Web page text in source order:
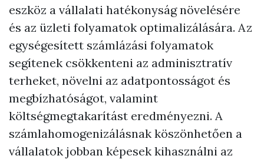
eszköz a vállalati hatékonyság növelésére
és az üzleti folyamatok optimalizálására. Az
egységesített számlázási folyamatok
segítenek csökkenteni az adminisztratív
terheket, növelni az adatpontosságot és
megbízhatóságot, valamint
költségmegtakarítást eredményezni. A
számlahomogenizálásnak köszönhetően a
vállalatok jobban képesek kihasználni az